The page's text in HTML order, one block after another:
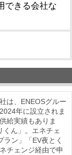
できる会社な
は、ENEOSグルー
年に設立されま
給実績もありま
ん」。エネチェ
ン」「EV夜とく
チェンジ経由で申